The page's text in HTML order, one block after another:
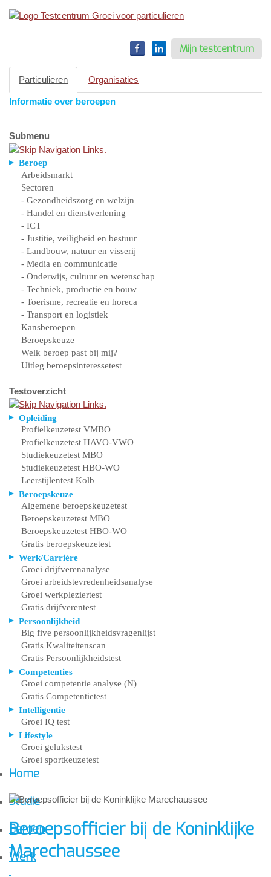
Mijn testcentrum
Particulieren Organisaties
Informatie over beroepen
Submenu
Beroep
Arbeidsmarkt
Sectoren
- Gezondheidszorg en welzijn
- Handel en dienstverlening
- ICT
- Justitie, veiligheid en bestuur
- Landbouw, natuur en visserij
- Media en communicatie
- Onderwijs, cultuur en wetenschap
- Techniek, productie en bouw
- Toerisme, recreatie en horeca
- Transport en logistiek
Kansberoepen
Beroepskeuze
Welk beroep past bij mij?
Uitleg beroepsinteressetest
Testoverzicht
Opleiding
Profielkeuzetest VMBO
Profielkeuzetest HAVO-VWO
Studiekeuzetest MBO
Studiekeuzetest HBO-WO
Leerstijlentest Kolb
Beroepskeuze
Algemene beroepskeuzetest
Beroepskeuzetest MBO
Beroepskeuzetest HBO-WO
Gratis beroepskeuzetest
Werk/Carrière
Groei drijfverenanalyse
Groei arbeidstevredenheidsanalyse
Groei werkpleziertest
Gratis drijfverentest
Persoonlijkheid
Big five persoonlijkheidsvragenlijst
Gratis Kwaliteitenscan
Gratis Persoonlijkheidstest
Competenties
Groei competentie analyse (N)
Gratis Competentietest
Intelligentie
Groei IQ test
Lifestyle
Groei gelukstest
Groei sportkeuzetest
Home
Studie
Beroep
Werk
Beroepsofficier bij de Koninklijke
Marechaussee